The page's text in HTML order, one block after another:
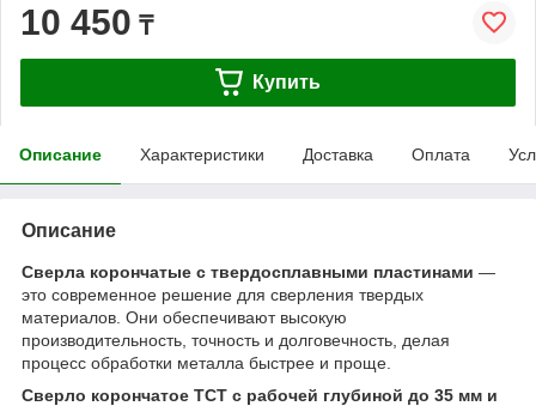
10 450 ₸
Купить
Описание Характеристики Доставка Оплата
Описание
Сверла корончатые с твердосплавными пластинами —
это современное решение для сверления твердых
материалов. Они обеспечивают высокую
производительность, точность и долговечность, делая
процесс обработки металла быстрее и проще.
Сверло корончатое TCT с рабочей глубиной до 35 мм и